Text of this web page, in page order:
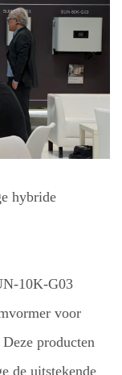
hybride
10K-G03
voor
producten
de uitstekende